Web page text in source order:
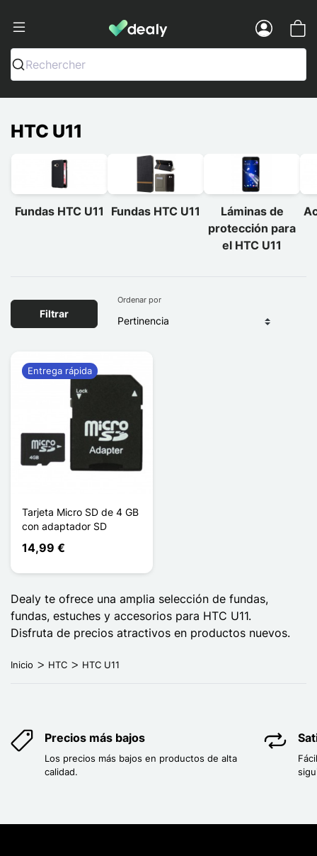
Dealy - Fundas y accesorios para
Rechercher
HTC U11
Fundas HTC U11 Fundas HTC U11
Láminas de
protección para
el HTC U11
Filtrar
Ordenar por
Tarjeta Micro SD de 4 GB
con adaptador SD
14,99 €
Entrega rápida
Dealy te ofrece una amplia selección de fundas,
fundas, estuches y accesorios para HTC U11.
Disfruta de precios atractivos en productos nuevos.
Inicio HTC HTC U11
Precios más bajos
Los precios más bajos en productos de alta
calidad.